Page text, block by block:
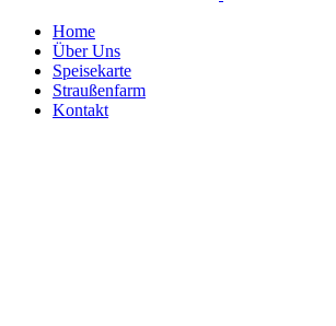
Home
Über Uns
Speisekarte
Straußenfarm
Kontakt